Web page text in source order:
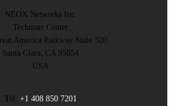
NEOX Networks Inc.
Techmart Center
America Parkway Suite 320
Santa Clara, CA 95054
USA
Tel: +1 408 850 7201